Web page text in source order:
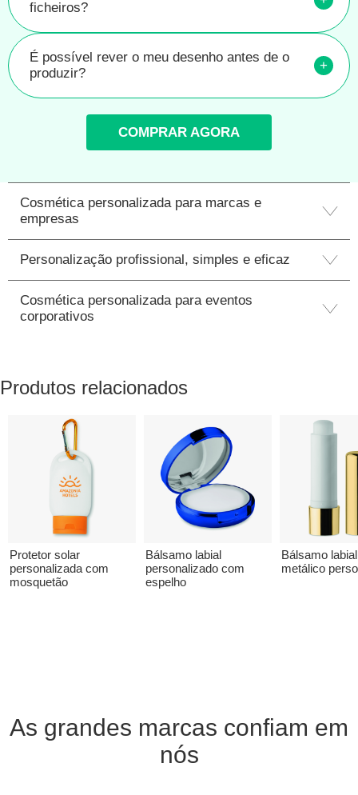
ficheiros?
É possível rever o meu desenho antes de o
produzir?
+
COMPRAR AGORA
Cosmética personalizada para marcas e
empresas
Personalização profissional, simples e eficaz
Cosmética personalizada para eventos
corporativos
Produtos relacionados
Protetor solar
personalizada com
mosquetão
Bálsamo labial
personalizado com
espelho
Bálsamo labial
metálico
As grandes marcas confiam em
nós